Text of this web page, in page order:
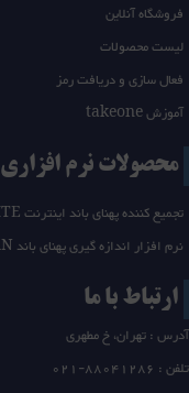
فروشگاه آنلاین
لیست محصولات
فعال سازی و دریافت رمز
آموزش takeone
محصولات نرم افزاری
تجمیع کننده پهنای باند اینترنت rITE
نرم افزار اندازه گیری پهنای باند WAN
ارتباط با ما
آدرس : تهران، خ مطهری
تلفن : 21-88041286
0